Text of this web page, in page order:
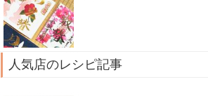
人気店のレシピ記事